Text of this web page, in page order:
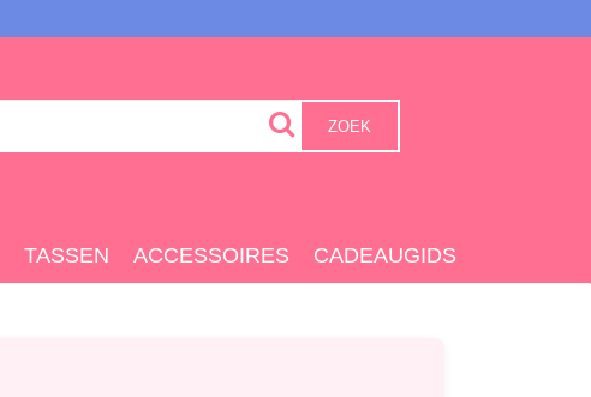
ZOEK
TASSEN ACCESSOIRES CADEAUGIDS